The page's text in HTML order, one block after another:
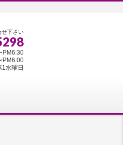
せ下さい
PM6:30
水曜日